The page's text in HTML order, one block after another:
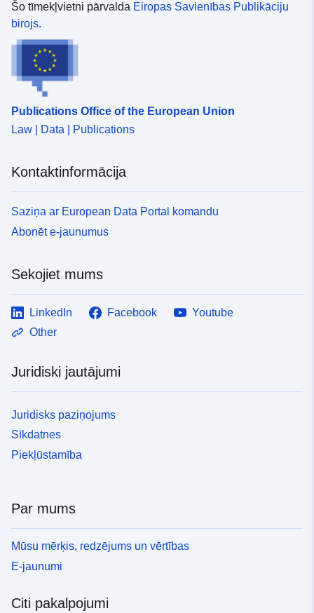
Šo tīmekļvietni pārvalda Eiropas Savienības Publikāciju
birojs.
Publications Office of the European Union
Law | Data | Publications
Kontaktinformācija
Saziņa ar European Data Portal komandu
Abonēt e-jaunumus
Sekojiet mums
LinkedIn Facebook
Youtube
Other
Juridiski jautājumi
Juridisks paziņojums
Sīkdatnes
Piekļūstamība
Par mums
Mūsu mērķis, redzējums un vērtības
E-jaunumi
Citi pakalpojumi